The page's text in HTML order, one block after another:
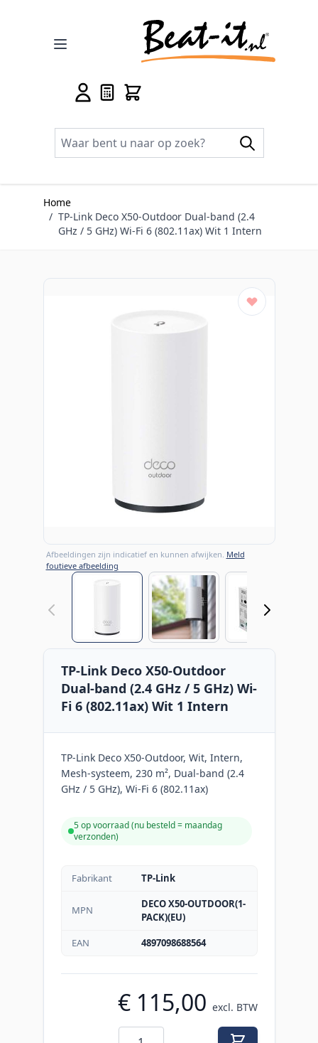
Home
/ TP-Link Deco X50-Outdoor Dual-band (2.4
GHz / 5 GHz) Wi-Fi 6 (802.11ax) Wit 1 Intern
Afbeeldingen zijn indicatief en kunnen afwijken. Meld
foutieve afbeelding
View larger imageView larger image
TP-Link Deco X50-Outdoor
Dual-band (2.4 GHz / 5 GHz) Wi-
Fi 6 (802.11ax) Wit 1 Intern
TP-Link Deco X50-Outdoor, Wit, Intern,
Mesh-systeem, 230 m², Dual-band (2.4
GHz / 5 GHz), Wi-Fi 6 (802.11ax)
5 op voorraad (nu besteld = maandag
verzonden)
Fabrikant TP-Link
MPN
DECO X50-OUTDOOR(1-
PACK)(EU)
EAN
4897098688564
€ 115,00 excl. BTW
Aantal